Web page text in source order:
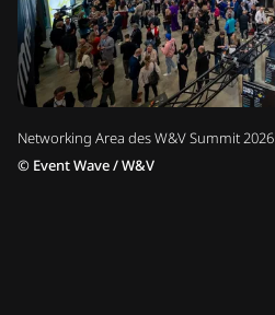
Networking Area des W&V Summit 2026
© Event Wave / W&V